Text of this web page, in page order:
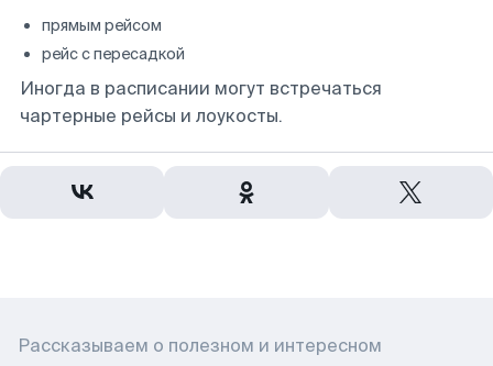
прямым рейсом
рейс с пересадкой
Иногда в расписании могут встречаться
чартерные рейсы и лоукосты.
Рассказываем о полезном и интересном